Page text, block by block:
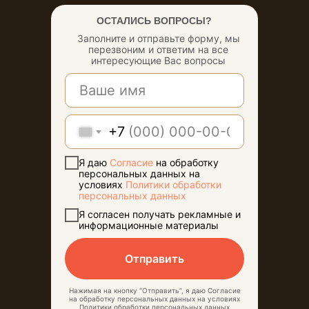
Заполните и отправьте форму, мы
перезвоним и ответим на все
интересующие Вас вопросы
+7
Я даю Согласие на обработку
персональных данных на
условиях Политики обработки
персональных данных
Я согласен получать рекламные и
информационные материалы
Отправить
Нажимая на кнопку “Отправить”, я даю Согласие
на обработку персональных данных на условиях
Политики обработки персональных данных
ОСТАЛИСЬ ВОПРОСЫ?
На рейсовом автобусе
КРУГОВОРОТ
ЧУДЕС И
ПРИКЛЮЧЕНИЙ
Направления Для групп Кафе